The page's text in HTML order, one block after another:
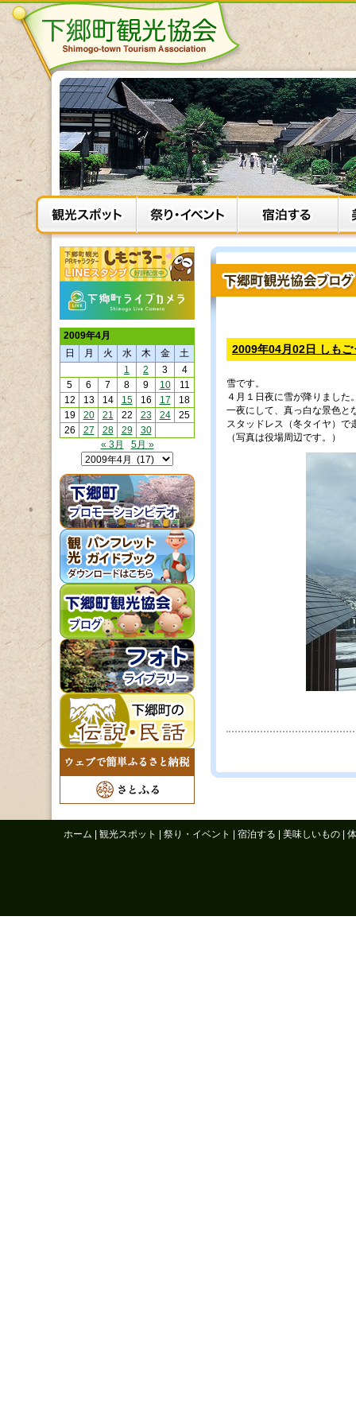
2009年04月02日 しもご
雪です。
４月１日夜に雪が降りました
一夜にして、真っ白な景色と
スタッドレス（冬タイヤ）で
（写真は役場周辺です。）
2009年4月
日
月 火 水 木 金
土
1
2 3
4
5
6 7 8 9 10
11
12
13 14 15 16 17
18
19
20 21 22 23 24
25
26
27 28 29
30
« 3月
5月 »
ホーム 観光スポット 祭り・イベント 宿泊する 美味しいもの